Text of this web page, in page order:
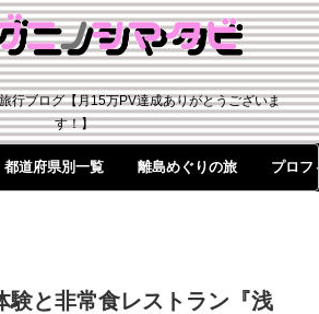
行ブログ【月15万PV達成ありがとうございま
す！】
都道府県別一覧 離島めぐりの旅 プロフ
験と非常食レストラン『浅